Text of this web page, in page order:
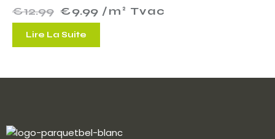
€12.99 €9.99 /m² Tvac
Lire La Suite